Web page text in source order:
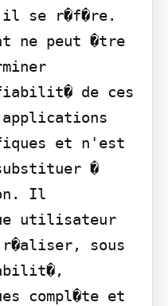
il se r�f�re.
ne peut �tre
de ces
et n'est
�
Il
utilisateur
sous
compl�te et